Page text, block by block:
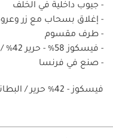
- جيوب داخلية في الخلف
- إغلاق بسحاب مع زر
- طرف مقسوم
- فيسكوز 58% - حرير 42% / البطانة: قطن 97% - إيلاستان 3%
- صنع في فرنسا
%58 فيسكوز - 42% حرير / البطانة: 97% قطن - 3% إيلاستان